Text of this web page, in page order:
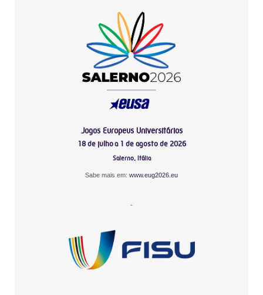
Jogos Europeus Universitários
18 de julho a 1 de agosto de 2026
Salerno, Itália
Sabe mais em: www.eug2026.eu
-